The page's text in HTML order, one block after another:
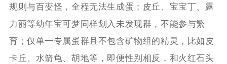
规则与百变怪，全程无法生成蛋；皮丘、宝宝丁、露
力丽等幼年宝可梦同样划入未发现群，不能参与繁
育；仅单一专属蛋群且不包含矿物组的精灵，比如皮
卡丘、水箭龟、胡地等，即便性别相反，和火红石头